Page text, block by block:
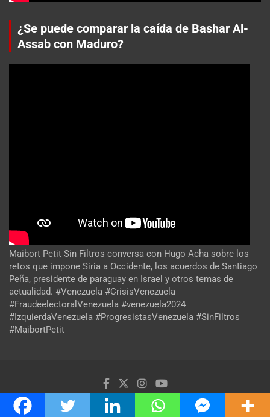
¿Se puede comparar la caída de Bashar Al-
Assab con Maduro?
Maibort Petit Sin Filtros conversa con Hugo Acha sobre los
retos que impone Siria a Occidente, los acuerdos de Santiago
Peña, presidente de paraguay en Israel y otros temas de
actualidad. #Venezuela #CrisisVenezuela
#FraudeelectoralVenezuela #venezuela2024
#IzquierdaVenezuela #ProgresistasVenezuela #SinFiltros
#MaibortPetit
Copyright ©2026
Venezuela Política